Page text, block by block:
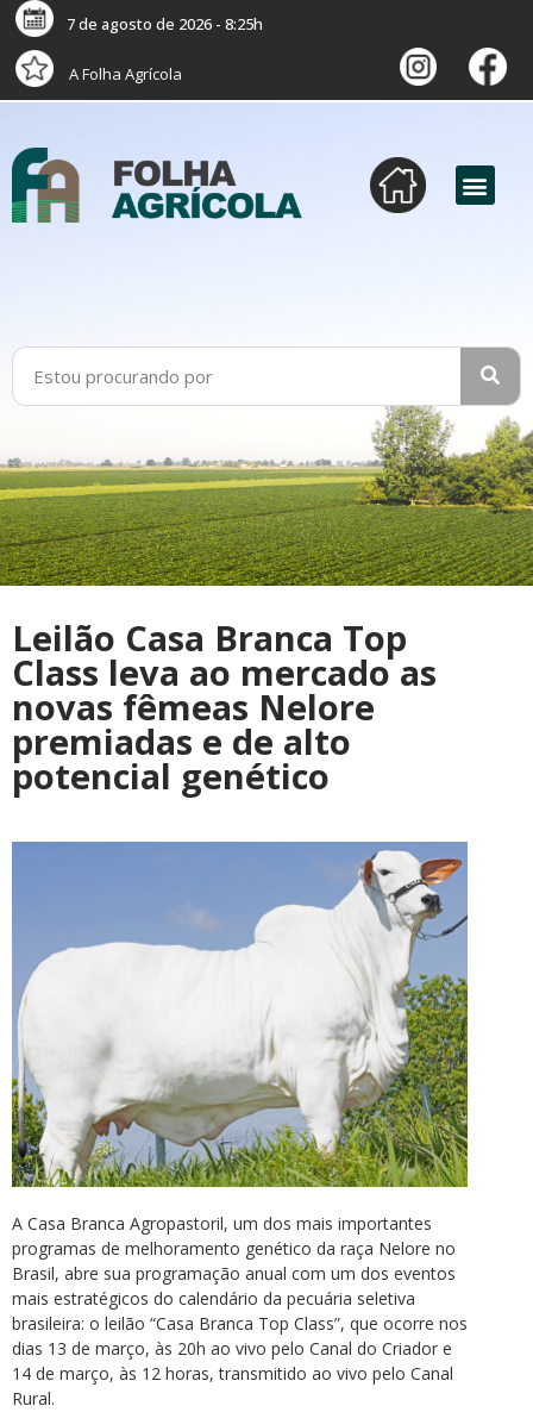
7 de agosto de 2026 - 8:25h
A Folha Agrícola
Leilão Casa Branca Top
Class leva ao mercado as
novas fêmeas Nelore
premiadas e de alto
potencial genético
A Casa Branca Agropastoril, um dos mais importantes
programas de melhoramento genético da raça Nelore no
Brasil, abre sua programação anual com um dos eventos
mais estratégicos do calendário da pecuária seletiva
brasileira: o leilão “Casa Branca Top Class”, que ocorre nos
dias 13 de março, às 20h ao vivo pelo Canal do Criador e
14 de março, às 12 horas, transmitido ao vivo pelo Canal
Rural.